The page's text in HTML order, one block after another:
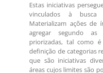
Estas iniciativas
vinculados à busca
Materializam ações de
agregar segundo as
priorizadas, tal como
definição de categorias
que são iniciativas
áreas cujos limites são